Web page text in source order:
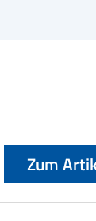
Zum